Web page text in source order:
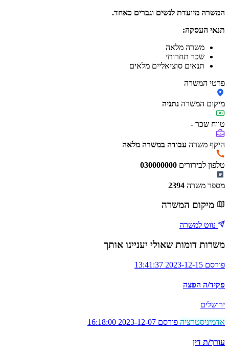
המשרה מיועדת לנשים וגברים כאחד.
תנאי העסקה:
משרה מלאה
שכר תחרותי
תנאים סוציאליים מלאים
פרטי המשרה
מיקום המשרה נתניה
טווח שכר -
היקף משרה עבודה במשרה מלאה
טלפון לבירורים 030000000
מספר משרה 2394
מיקום המשרה
נווט למשרה
משרות דומות שאולי יעניינו אותך
פורסם 2023-12-15 13:41:37
פקיד/ה הפצה
ירושלים
אדמיניסטרציה פורסם 2023-12-07 16:18:00
עורך/ת דין